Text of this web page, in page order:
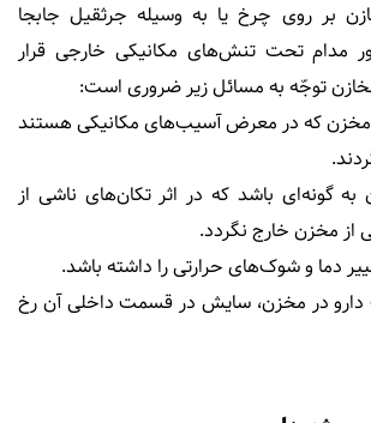
بر روی چرخ یا به وسیله جرثقیل جابجا
مدام تحت تنش‌های مکانیکی خارجی قرار
مخازن توجّه به مسائل زیر ضروری است:
که در معرض آسیب‌های مکانیکی هستند
گونه‌ای باشد که در اثر تکان‌های ناشی از
از مخزن خارج نگردد.
در مخزن، سایش در قسمت داخلی آن رخ